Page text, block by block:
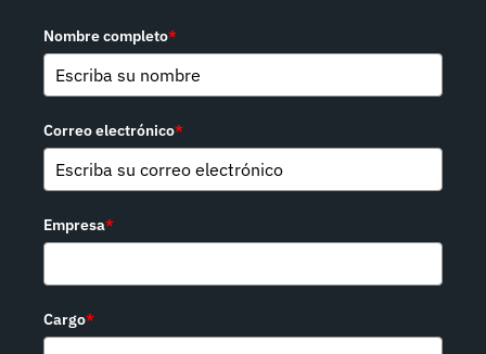
Nombre completo*
Correo electrónico*
Empresa*
Cargo*